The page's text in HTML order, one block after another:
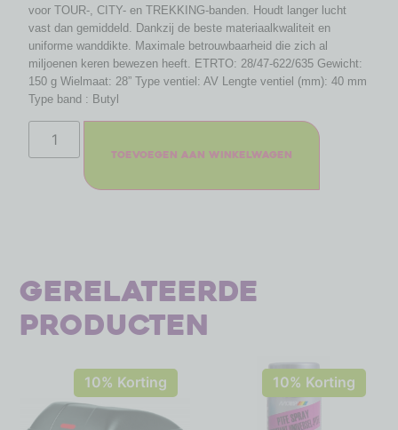
voor TOUR-, CITY- en TREKKING-banden. Houdt langer lucht
vast dan gemiddeld. Dankzij de beste materiaalkwaliteit en
uniforme wanddikte. Maximale betrouwbaarheid die zich al
miljoenen keren bewezen heeft. ETRTO: 28/47-622/635 Gewicht:
150 g Wielmaat: 28” Type ventiel: AV Lengte ventiel (mm): 40 mm
Type band : Butyl
Toevoegen aan winkelwagen
Gerelateerde
producten
10% Korting 10% Korting